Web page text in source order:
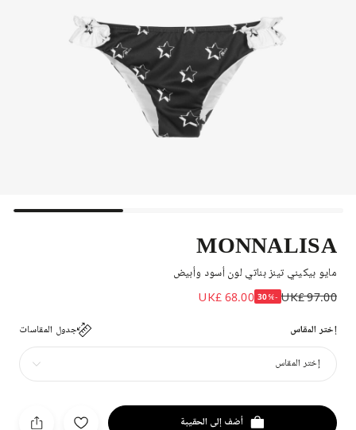
MONNALISA
مايو بيكيني تينز بناتي لون أسود وأبيض
UK£ 97.00
-30%
UK£ 68.00
إختر المقاس جدول المقاسات
إختر المقاس
أضف إلى الحقيبة